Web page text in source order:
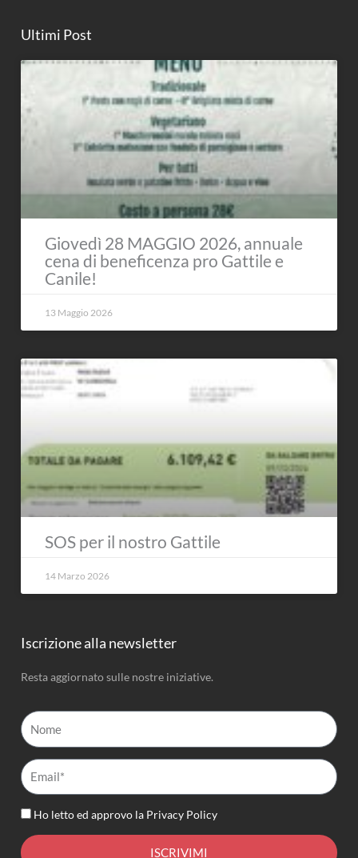
Ultimi Post
Giovedì 28 MAGGIO 2026, annuale
cena di beneficenza pro Gattile e
Canile!
13 Maggio 2026
SOS per il nostro Gattile
14 Marzo 2026
Iscrizione alla newsletter
Resta aggiornato sulle nostre iniziative.
Nome
Email*
Ho letto ed approvo la Privacy Policy
ISCRIVIMI